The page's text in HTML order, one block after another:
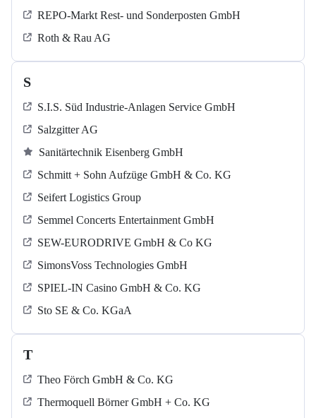
REPO-Markt Rest- und Sonderposten GmbH
Roth & Rau AG
S
S.I.S. Süd Industrie-Anlagen Service GmbH
Salzgitter AG
Sanitärtechnik Eisenberg GmbH
Schmitt + Sohn Aufzüge GmbH & Co. KG
Seifert Logistics Group
Semmel Concerts Entertainment GmbH
SEW-EURODRIVE GmbH & Co KG
SimonsVoss Technologies GmbH
SPIEL-IN Casino GmbH & Co. KG
Sto SE & Co. KGaA
T
Theo Förch GmbH & Co. KG
Thermoquell Börner GmbH + Co. KG